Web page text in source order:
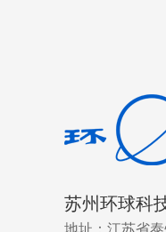
苏州环球科
地址：江苏省